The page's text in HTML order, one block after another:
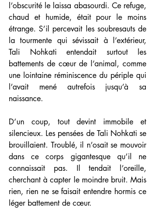
l’obscurité le laissa abasourdi. Ce refuge,
chaud et humide, était pour le moins
étrange. S’il percevait les soubresauts de
la tourmente qui sévissait à l’extérieur,
Tali Nohkati entendait surtout les
battements de cœur de l’animal, comme
une lointaine réminiscence du périple qui
l’avait mené autrefois jusqu’à sa
naissance.
D’un coup, tout devint immobile et
silencieux. Les pensées de Tali Nohkati se
brouillaient. Troublé, il n’osait se mouvoir
dans ce corps gigantesque qu’il ne
connaissait pas. Il tendait l’oreille,
cherchant à capter le moindre bruit. Mais
rien, rien ne se faisait entendre hormis ce
léger battement de cœur.